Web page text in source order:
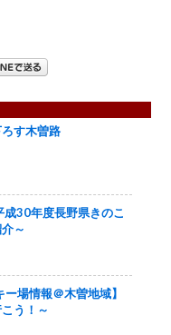
ろす木曽路
30年度長野県きのこ
～
場情報＠木曽地域】
う！～